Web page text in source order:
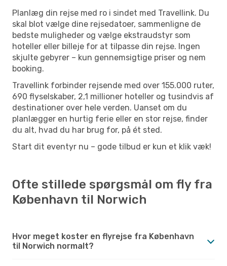
Planlæg din rejse med ro i sindet med Travellink. Du
skal blot vælge dine rejsedatoer, sammenligne de
bedste muligheder og vælge ekstraudstyr som
hoteller eller billeje for at tilpasse din rejse. Ingen
skjulte gebyrer – kun gennemsigtige priser og nem
booking.
Travellink forbinder rejsende med over 155.000 ruter,
690 flyselskaber, 2,1 millioner hoteller og tusindvis af
destinationer over hele verden. Uanset om du
planlægger en hurtig ferie eller en stor rejse, finder
du alt, hvad du har brug for, på ét sted.
Start dit eventyr nu – gode tilbud er kun et klik væk!
Ofte stillede spørgsmål om fly fra
København til Norwich
Hvor meget koster en flyrejse fra København
til Norwich normalt?